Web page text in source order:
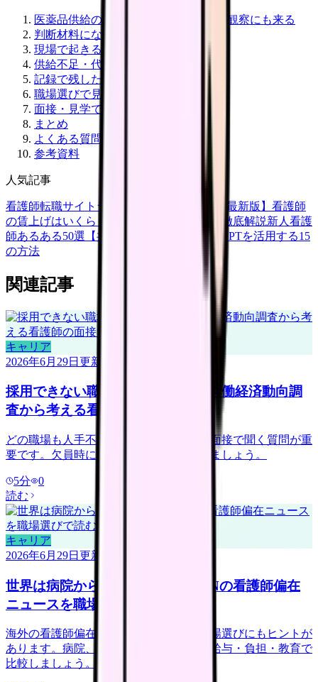
医薬品供給の問題は、看護師の説明・観察にも来る
判断材料になる一次情報
現場で起きること
供給不足・代替薬で確認する7項目
記録で残したいこと
職場選びで見るポイント
面接・見学で聞く質問
まとめ
よくある質問
参考資料
人気記事
看護師転職サイトランキングTOP5【2026年最新版】 看護師
の賃上げはいくら？2026年度の最新情報を徹底解説新人看護
師あるある50選【共感必至】
看護師がChatGPTを活用する15
の方法
関連記事
キャリア
2026年6月29日 更新
採用できない職場を見抜くには？労働経済動向調
査から考える看護師の面接質問
どの職場も人手不足に見える時代こそ、面接で聞く質問が重
要です。欠員時に何を減らすかを確認しましょう。
5分
0
読む
キャリア
2026年6月29日 更新
世界は病院から地域・在宅へ？ICNの看護師偏在
ニュースを職場選びで読む
海外の看護師偏在ニュースは、日本の職場選びにもヒントが
あります。病院、訪問看護、地域ケアを給与・負担・教育で
比較しましょう。